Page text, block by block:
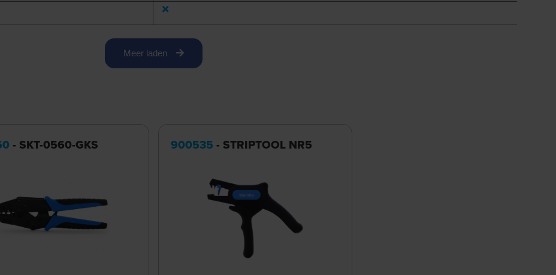
Meer laden
- SKT-0560-GKS 900535 - STRIPTOOL NR5